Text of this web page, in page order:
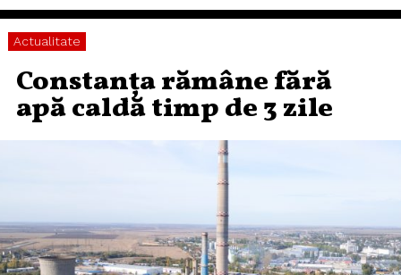
Actualitate
Constanța rămâne fără
apă caldă timp de 3 zile